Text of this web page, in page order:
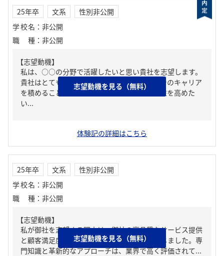
25年卒 文系
性別非公開
学校名 ： 非公開
職種 ： 非公開
【志望動機】
私は、○○の分野で活躍したいと思い貴社を志望します。
貴社はとても幅広い分野を受託しており、縦でのキャリア
を積めることが強みだと考えています。専門性を高めた
い...
体験記の詳細はこちら
志望動機を見る（無料）
25年卒 文系
性別非公開
学校名 ： 非公開
職種 ： 非公開
【志望動機】
私が御社を志望する理由は、御社の高品質なサービス提供
と顧客満足度へのコミットメントに魅力を感じました。専
門知識と革新的なアプローチは、業界で高く評価されて...
志望動機を見る（無料）